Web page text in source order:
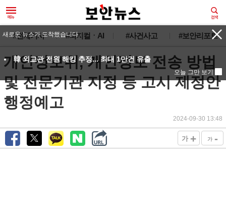
#전체기사 #피지컬ㆍAI #사건사고 #보안리포트
개인정보위, 개인정보 전송 방법
및 전문기관 지정 등 고시 제정안
행정예고
2024-09-30 13:48
가 + 가 -
새로운 뉴스가 도착했습니다.
韓 외교관 전원 해킹 추정... 최대 1만건 유출
오늘 그만 보기